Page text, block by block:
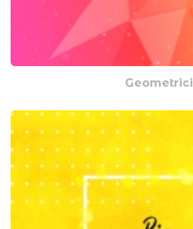
Geometrici